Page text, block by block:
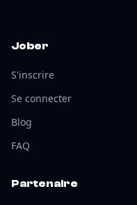
Jober
S'inscrire
Se connecter
Blog
FAQ
Partenaire